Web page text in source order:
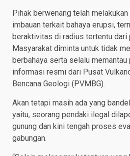
Pihak berwenang telah
imbauan terkait bahaya erupsi,
beraktivitas di radius tertentu dari
Masyarakat diminta untuk tidak
berbahaya serta selalu memantau
informasi resmi dari Pusat
Bencana Geologi (PVMBG).
Akan tetapi masih ada yang
yaitu, seorang pendaki ilegal
gunung dan kini tengah proses
gabungan.